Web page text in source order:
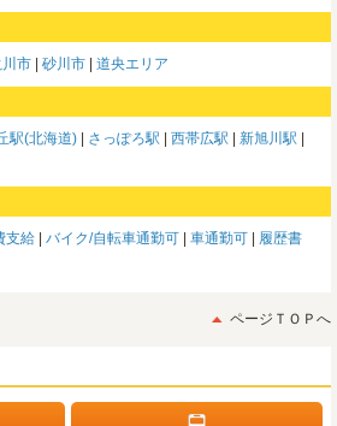
市 砂川市 道央エリア
駅(北海道) さっぽろ駅 西帯広駅
新旭川駅
支給 バイク/自転車通勤可 車通勤可
履歴書
ページＴＯＰへ